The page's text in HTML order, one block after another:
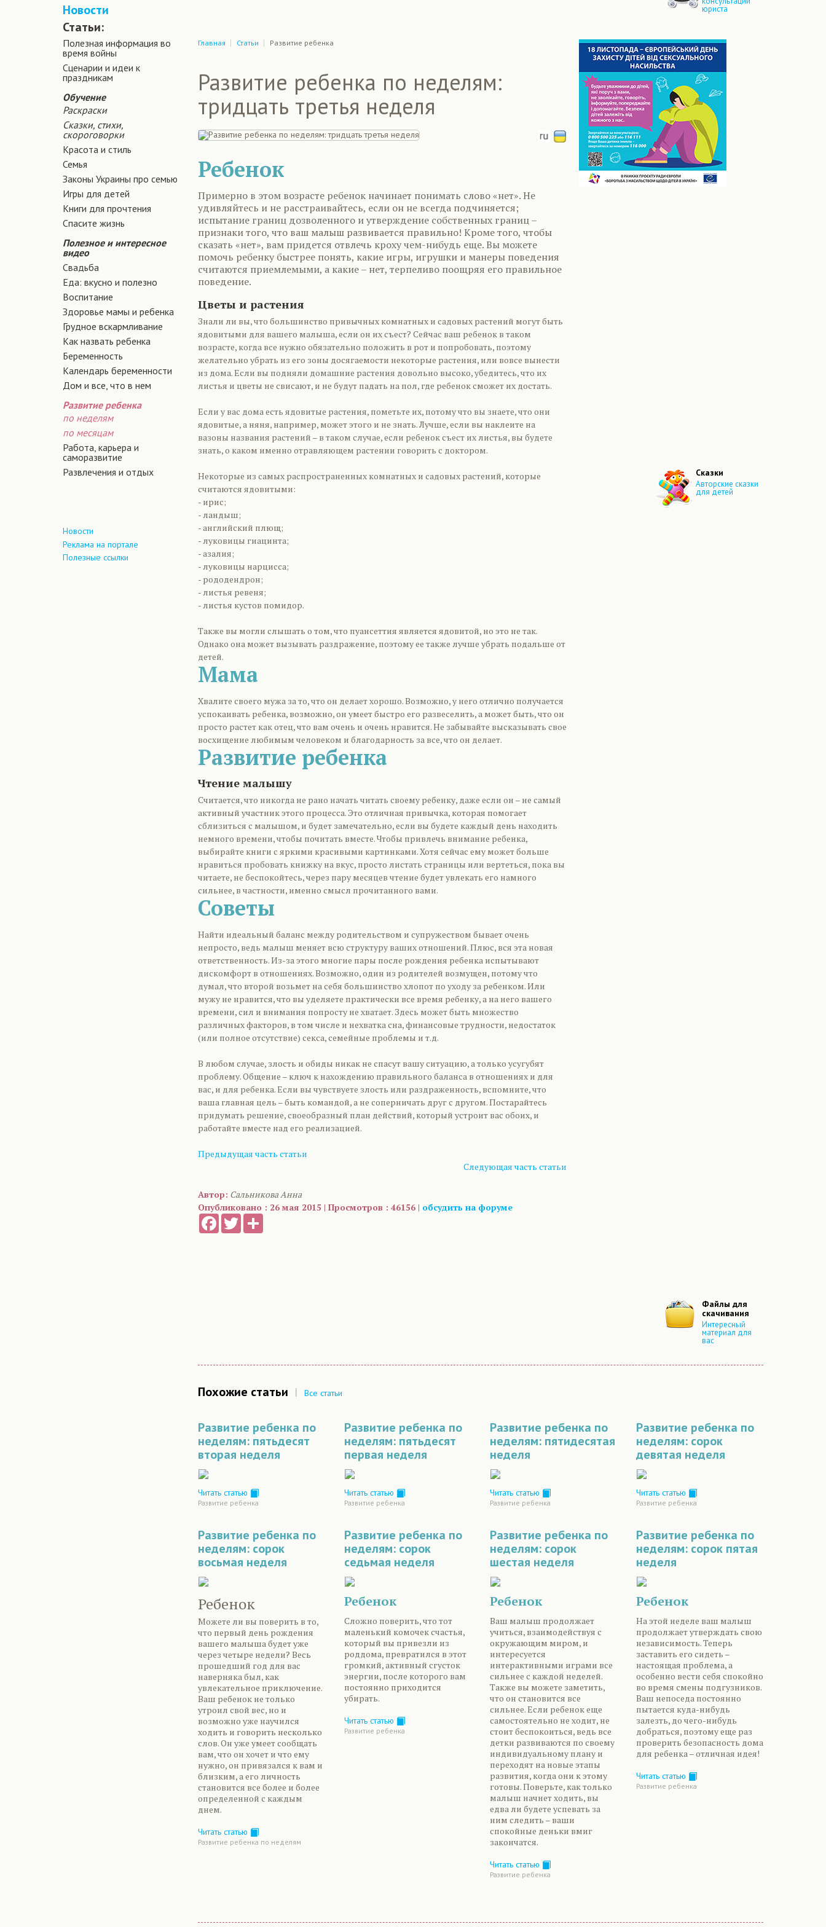
Новости
Статьи:
Полезная информация во
время войны
Сценарии и идеи к
праздникам
Обучение
Раскраски
Сказки, стихи,
скороговорки
Красота и стиль
Семья
Законы Украины про семью
Игры для детей
Книги для прочтения
Спасите жизнь
Полезное и интересное
видео
Свадьба
Еда: вкусно и полезно
Воспитание
Здоровье мамы и ребенка
Грудное вскармливание
Как назвать ребенка
Беременность
Календарь беременности
Дом и все, что в нем
Развитие ребенка
по неделям
по месяцам
Работа, карьера и
саморазвитие
Развлечения и отдых
Новости
Реклама на портале
Полезные ссылки
юриста
Главная Статьи Развитие ребенка
Развитие ребенка по неделям:
тридцать третья неделя
Ребенок
Примерно в этом возрасте ребенок начинает понимать слово «нет». Не
удивляйтесь и не расстраивайтесь, если он не всегда подчиняется;
испытание границ дозволенного и утверждение собственных границ –
признаки того, что ваш малыш развивается правильно! Кроме того, чтобы
сказать «нет», вам придется отвлечь кроху чем-нибудь еще. Вы можете
помочь ребенку быстрее понять, какие игры, игрушки и манеры поведения
считаются приемлемыми, а какие – нет, терпеливо поощряя его правильное
поведение.
Цветы и растения
Знали ли вы, что большинство привычных комнатных и садовых растений могут быть
ядовитыми для вашего малыша, если он их съест? Сейчас ваш ребенок в таком
возрасте, когда все нужно обязательно положить в рот и попробовать, поэтому
желательно убрать из его зоны досягаемости некоторые растения, или вовсе вынести
из дома. Если вы подняли домашние растения довольно высоко, убедитесь, что их
листья и цветы не свисают, и не будут падать на пол, где ребенок сможет их достать.
Если у вас дома есть ядовитые растения, пометьте их, потому что вы знаете, что они
ядовитые, а няня, например, может этого и не знать. Лучше, если вы наклеите на
вазоны названия растений – в таком случае, если ребенок съест их листья, вы будете
знать, о каком именно отравляющем растении говорить с доктором.
Некоторые из самых распространенных комнатных и садовых растений, которые
считаются ядовитыми:
- ирис;
- ландыш;
- английский плющ;
- луковицы гиацинта;
- азалия;
- луковицы нарцисса;
- рододендрон;
- листья ревеня;
- листья кустов помидор.
Также вы могли слышать о том, что пуансеттия является ядовитой, но это не так.
Однако она может вызывать раздражение, поэтому ее также лучше убрать подальше от
детей.
Мама
Хвалите своего мужа за то, что он делает хорошо. Возможно, у него отлично получается
успокаивать ребенка, возможно, он умеет быстро его развеселить, а может быть, что он
просто растет как отец, что вам очень и очень нравится. Не забывайте высказывать свое
восхищение любимым человеком и благодарность за все, что он делает.
Развитие ребенка
Чтение малышу
Считается, что никогда не рано начать читать своему ребенку, даже если он – не самый
активный участник этого процесса. Это отличная привычка, которая помогает
сблизиться с малышом, и будет замечательно, если вы будете каждый день находить
немного времени, чтобы почитать вместе. Чтобы привлечь внимание ребенка,
выбирайте книги с яркими красивыми картинками. Хотя сейчас ему может больше
нравиться пробовать книжку на вкус, просто листать страницы или вертеться, пока вы
читаете, не беспокойтесь, через пару месяцев чтение будет увлекать его намного
сильнее, в частности, именно смысл прочитанного вами.
Советы
Найти идеальный баланс между родительством и супружеством бывает очень
непросто, ведь малыш меняет всю структуру ваших отношений. Плюс, вся эта новая
ответственность. Из-за этого многие пары после рождения ребенка испытывают
дискомфорт в отношениях. Возможно, один из родителей возмущен, потому что
думал, что второй возьмет на себя большинство хлопот по уходу за ребенком. Или
мужу не нравится, что вы уделяете практически все время ребенку, а на него вашего
времени, сил и внимания попросту не хватает. Здесь может быть множество
различных факторов, в том числе и нехватка сна, финансовые трудности, недостаток
(или полное отсутствие) секса, семейные проблемы и т.д.
В любом случае, злость и обиды никак не спасут вашу ситуацию, а только усугубят
проблему. Общение – ключ к нахождению правильного баланса в отношениях и для
вас, и для ребенка. Если вы чувствуете злость или раздраженность, вспомните, что
ваша главная цель – быть командой, а не соперничать друг с другом. Постарайтесь
придумать решение, своеобразный план действий, который устроит вас обоих, и
работайте вместе над его реализацией.
Предыдущая часть статьи
Следующая часть статьи
Автор: Сальникова Анна
Опубликовано : 26 мая 2015 | Просмотров : 46156 | обсудить на форуме
FacebookTwitter
Сказки
Авторские сказки
для детей
Файлы для
скачивания
Интересный
материал для
вас
Похожие статьи | Все статьи
Развитие ребенка по
неделям: пятьдесят
вторая неделя
Читать статью
Развитие ребенка
Развитие ребенка по
неделям: пятьдесят
первая неделя
Читать статью
Развитие ребенка
Развитие ребенка по
неделям: пятидесятая
неделя
Читать статью
Развитие ребенка
Развитие ребенка по
неделям: сорок
девятая неделя
Читать статью
Развитие ребенка
Развитие ребенка по
неделям: сорок
восьмая неделя
Ребенок
Можете ли вы поверить в то,
что первый день рождения
вашего малыша будет уже
через четыре недели? Весь
прошедший год для вас
наверняка был, как
увлекательное приключение.
Ваш ребенок не только
утроил свой вес, но и
возможно уже научился
ходить и говорить несколько
слов. Он уже умеет сообщать
вам, что он хочет и что ему
нужно, он привязался к вам и
близким, а его личность
становится все более и более
определенной с каждым
днем.
Читать статью
Развитие ребенка по неделям
Развитие ребенка по
неделям: сорок
седьмая неделя
Ребенок
Сложно поверить, что тот
маленький комочек счастья,
который вы привезли из
роддома, превратился в этот
громкий, активный сгусток
энергии, после которого вам
постоянно приходится
убирать.
Читать статью
Развитие ребенка
Развитие ребенка по
неделям: сорок
шестая неделя
Ребенок
Ваш малыш продолжает
учиться, взаимодействуя с
окружающим миром, и
интересуется
интерактивными играми все
сильнее с каждой неделей.
Также вы можете заметить,
что он становится все
сильнее. Если ребенок еще
самостоятельно не ходит, не
стоит беспокоиться, ведь все
детки развиваются по своему
индивидуальному плану и
переходят на новые этапы
развития, когда они к этому
готовы. Поверьте, как только
малыш начнет ходить, вы
едва ли будете успевать за
ним следить – ваши
спокойные деньки вмиг
закончатся.
Читать статью
Развитие ребенка
Развитие ребенка по
неделям: сорок пятая
неделя
Ребенок
На этой неделе ваш малыш
продолжает утверждать свою
независимость. Теперь
заставить его сидеть –
настоящая проблема, а
особенно вести себя спокойно
во время смены подгузников.
Ваш непоседа постоянно
пытается куда-нибудь
залезть, до чего-нибудь
добраться, поэтому еще раз
проверить безопасность дома
для ребенка – отличная идея!
Читать статью
Развитие ребенка